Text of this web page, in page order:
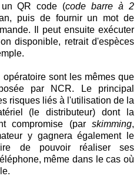
un QR code (code barre à 2
puis de fournir un mot de
Il peut ensuite exécuter
disponible, retrait d'espèces
sont les mêmes que
par NCR. Le principal
risques liés à l'utilisation de la
(le distributeur) dont la
compromise (par skimming,
y gagnera également le
de pouvoir réaliser ses
même dans le cas où